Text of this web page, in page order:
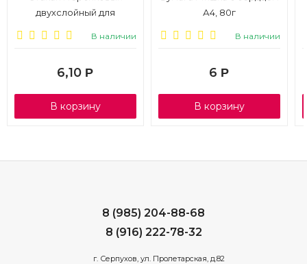
двухслойный для
В наличии
6,10 Р
В корзину
А4, 80г
В наличии
6 Р
В корзину
8 (985) 204-88-68
8 (916) 222-78-32
г. Серпухов, ул. Пролетарская, д.82